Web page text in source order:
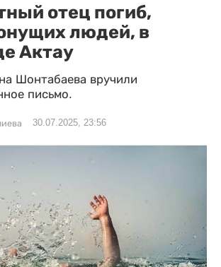
отец погиб,
людей, в
Актау
Шонтабаева вручили
письмо.
30.07.2025, 23:56